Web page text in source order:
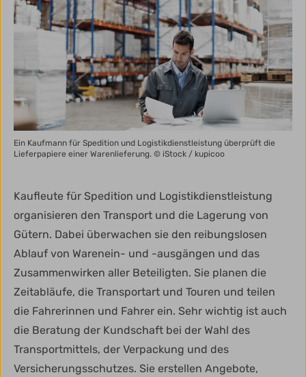
Ein Kaufmann für Spedition und Logistikdienstleistung überprüft die
Lieferpapiere einer Warenlieferung. © iStock / kupicoo
Kaufleute für Spedition und Logistikdienstleistung
organisieren den Transport und die Lagerung von
Gütern. Dabei überwachen sie den reibungslosen
Ablauf von Warenein- und -ausgängen und das
Zusammenwirken aller Beteiligten. Sie planen die
Zeitabläufe, die Transportart und Touren und teilen
die Fahrerinnen und Fahrer ein. Sehr wichtig ist auch
die Beratung der Kundschaft bei der Wahl des
Transportmittels, der Verpackung und des
Versicherungsschutzes. Sie erstellen Angebote,